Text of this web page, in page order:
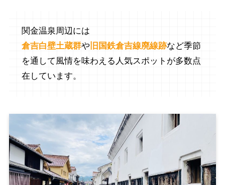
関金温泉周辺には
倉吉白壁土蔵群や 旧国鉄倉吉線廃線跡など季節
を通して風情を味わえる人気スポットが多数点
在しています。